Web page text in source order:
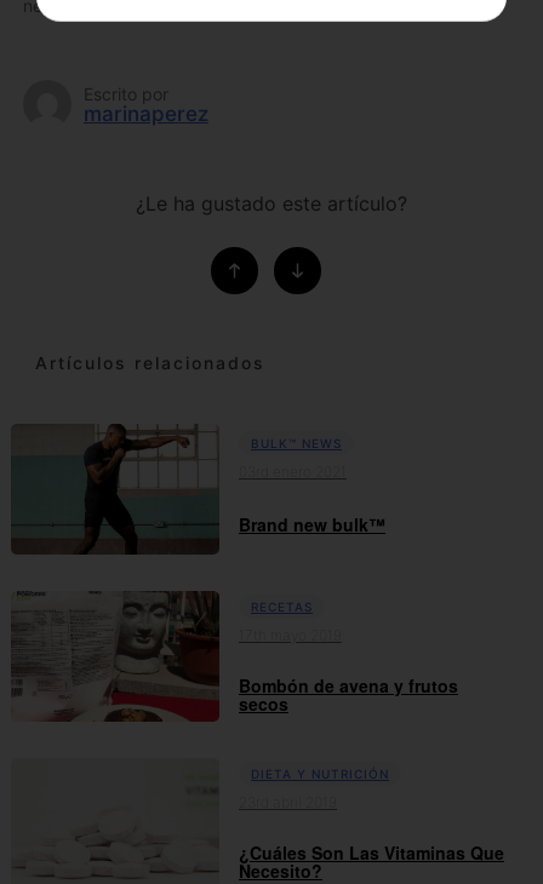
necesaria para lograr tus objetivos.
Escrito por
marinaperez
¿Le ha gustado este artículo?
Artículos relacionados
BULK™ NEWS
Brand new bulk™
RECETAS
Bombón de avena y frutos
secos
DIETA Y NUTRICIÓN
¿Cuáles Son Las Vitaminas Que
Necesito?